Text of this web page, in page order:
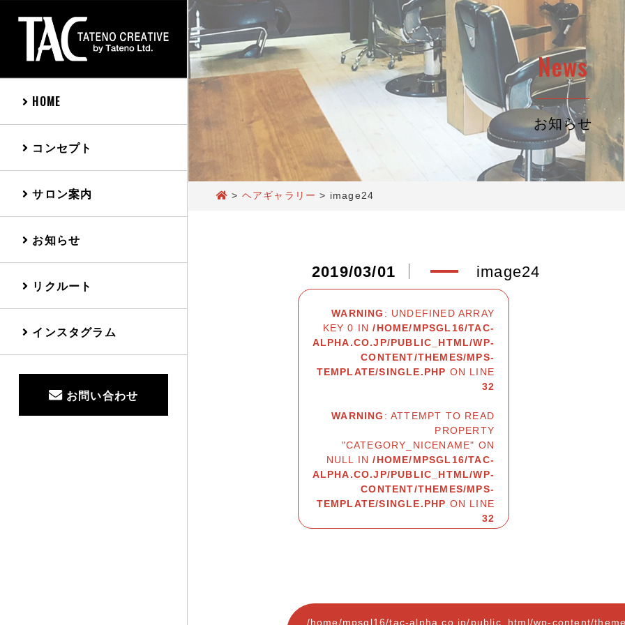
HOME
コンセプト
サロン案内
お知らせ
リクルート
インスタグラム
お問い合わせ
News
お知らせ
> ヘアギャラリー > image24
2019/03/01
WARNING : UNDEFINED ARRAY
KEY 0 IN/HOME/MPSGL16/TAC-
ALPHA.CO.JP/PUBLIC_HTML/WP-
CONTENT/THEMES/MPS-
TEMPLATE/SINGLE.PHP ON LINE
32
WARNING : ATTEMPT TO READ
PROPERTY
"CATEGORY_NICENAME" ON
NULL IN/HOME/MPSGL16/TAC-
ALPHA.CO.JP/PUBLIC_HTML/WP-
CONTENT/THEMES/MPS-
TEMPLATE/SINGLE.PHP ON LINE
32
image24
/home/mpsgl16/tac-alpha.co.jp/public_html/wp-content/